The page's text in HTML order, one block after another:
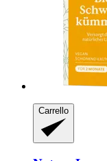
Carrello